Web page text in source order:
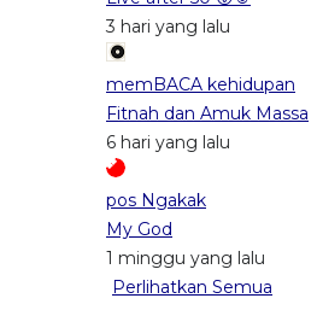
3 hari yang lalu
memBACA kehidupan
Fitnah dan Amuk Massa
6 hari yang lalu
pos Ngakak
My God
1 minggu yang lalu
Perlihatkan Semua